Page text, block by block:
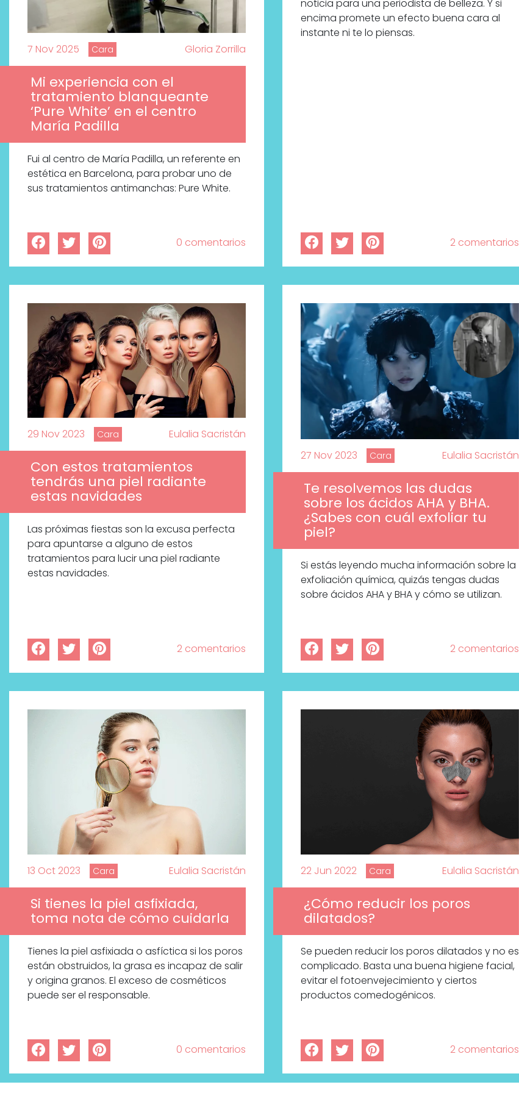
7 Nov 2025 Cara Gloria Zorrilla
Mi experiencia con el
tratamiento blanqueante
‘Pure White’ en el centro
María Padilla
Fui al centro de María Padilla, un referente en
estética en Barcelona, para probar uno de
sus tratamientos antimanchas: Pure White.
0 comentarios
noticia para una periodista de belleza. Y si
encima promete un efecto buena cara al
instante ni te lo piensas.
2 comentarios
29 Nov 2023 Cara Eulalia Sacristán
Con estos tratamientos
tendrás una piel radiante
estas navidades
Las próximas fiestas son la excusa perfecta
para apuntarse a alguno de estos
tratamientos para lucir una piel radiante
estas navidades.
2 comentarios
27 Nov 2023 Cara Eulalia Sacristán
Te resolvemos las dudas
sobre los ácidos AHA y BHA.
¿Sabes con cuál exfoliar tu
piel?
Si estás leyendo mucha información sobre la
exfoliación química, quizás tengas dudas
sobre ácidos AHA y BHA y cómo se utilizan.
2 comentarios
13 Oct 2023 Cara Eulalia Sacristán
Si tienes la piel asfixiada,
toma nota de cómo cuidarla
Tienes la piel asfixiada o asfíctica si los poros
están obstruidos, la grasa es incapaz de salir
y origina granos. El exceso de cosméticos
puede ser el responsable.
0 comentarios
22 Jun 2022 Cara Eulalia Sacristán
¿Cómo reducir los poros
dilatados?
Se pueden reducir los poros dilatados y no es
complicado. Basta una buena higiene facial,
evitar el fotoenvejecimiento y ciertos
productos comedogénicos.
2 comentarios
bienestar más buscados
¿Qué revelan las zapatillas
de Alexia Putellas para Nike
sobre la nueva era del
objeto-artista?
Labeau Organic continúa
apostando por la cosmética
del bienestar